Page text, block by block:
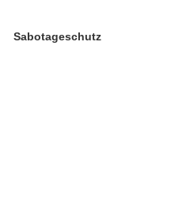
Sabotageschutz